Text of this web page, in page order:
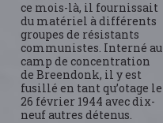
ce mois-là, il fournissait
du matériel à différents
groupes de résistants
communistes. Interné au
camp de concentration
de Breendonk, il y est
fusillé en tant qu’otage le
26 février 1944 avec dix-
neuf autres détenus.